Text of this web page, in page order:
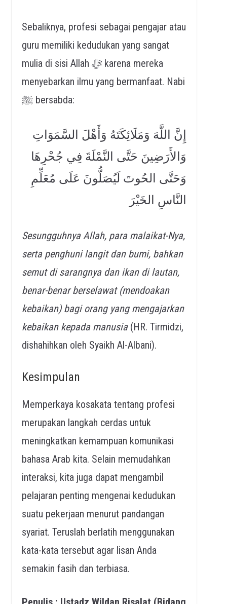
Sebaliknya, profesi sebagai pengajar atau
guru memiliki kedudukan yang sangat
mulia di sisi Allah ﷻ karena mereka
menyebarkan ilmu yang bermanfaat. Nabi
ﷺ bersabda:
إِنَّ اللَّهَ وَمَلَائِكَتَهُ وَأَهْلَ السَّمَوَاتِ
وَالأَرَضِينَ حَتَّى النَّمْلَةَ فِي جُحْرِهَا
وَحَتَّى الحُوتَ لَيُصَلُّونَ عَلَى مُعَلِّمِ
النَّاسِ الخَيْرَ
Sesungguhnya Allah, para malaikat-Nya,
serta penghuni langit dan bumi, bahkan
semut di sarangnya dan ikan di lautan,
benar-benar berselawat (mendoakan
kebaikan) bagi orang yang mengajarkan
kebaikan kepada manusia(HR. Tirmidzi,
dishahihkan oleh Syaikh Al-Albani).
Kesimpulan
Memperkaya kosakata tentang profesi
merupakan langkah cerdas untuk
meningkatkan kemampuan komunikasi
bahasa Arab kita. Selain memudahkan
interaksi, kita juga dapat mengambil
pelajaran penting mengenai kedudukan
suatu pekerjaan menurut pandangan
syariat. Teruslah berlatih menggunakan
kata-kata tersebut agar lisan Anda
semakin fasih dan terbiasa.